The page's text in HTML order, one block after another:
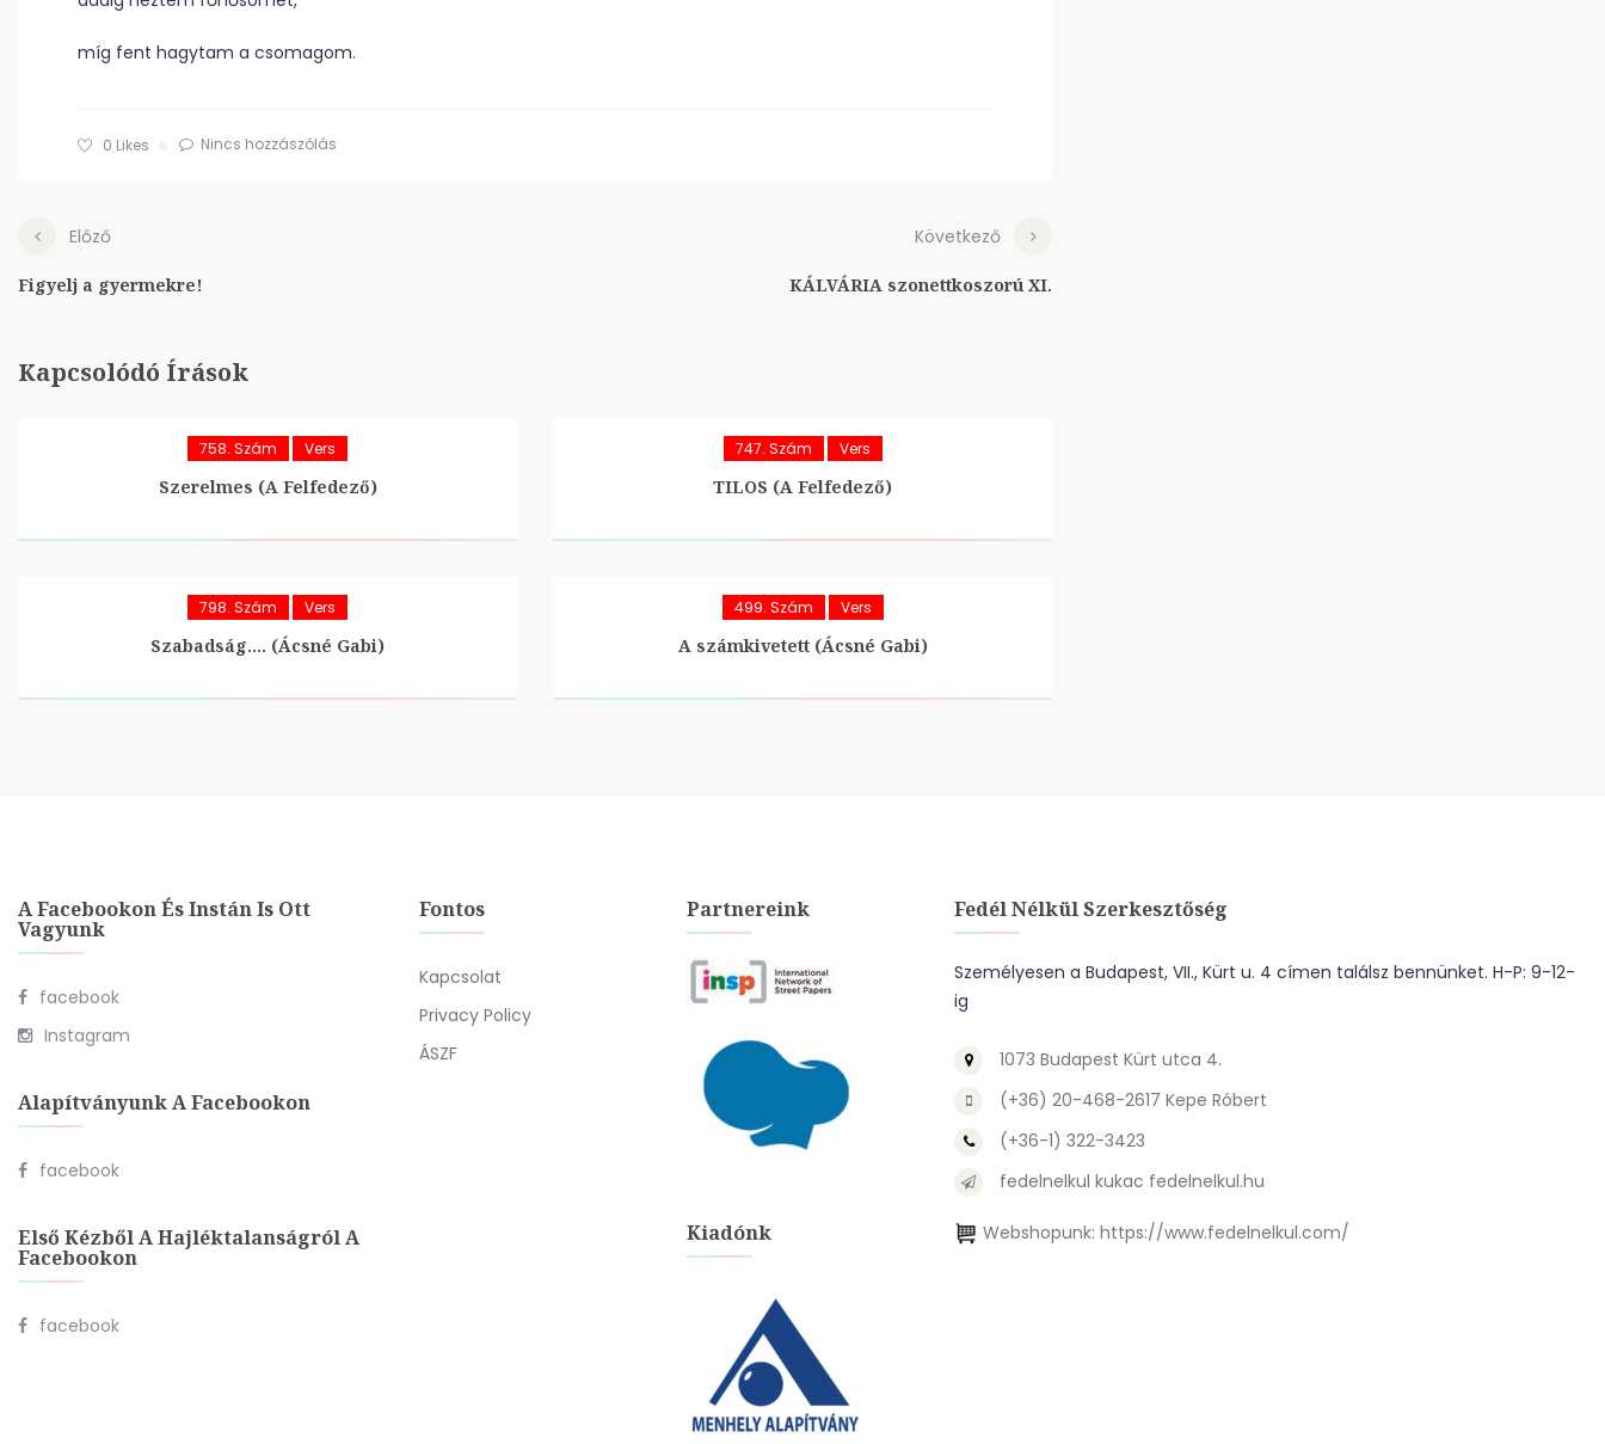
míg fent hagytam a csomagom.
0 Likes Nincs hozzászólás
Előző
Figyelj a gyermekre!
Következő
KÁLVÁRIA szonettkoszorú XI.
Kapcsolódó Írások
758. Szám Vers
Szerelmes (A Felfedező)
747. Szám Vers
TILOS (A Felfedező)
798. Szám Vers
Szabadság…. (Ácsné Gabi)
499. Szám Vers
A számkivetett (Ácsné Gabi)
A Facebookon És Instán Is Ott
Vagyunk
facebook
Instagram
Alapítványunk A Facebookon
facebook
Első Kézből A Hajléktalanságról A
Facebookon
facebook
Fontos
Kapcsolat
Privacy Policy
ÁSZF
Partnereink
Kiadónk
Fedél Nélkül Szerkesztőség
Személyesen a Budapest, VII., Kürt u. 4 címen találsz bennünket. H-P: 9-12-
ig
1073 Budapest Kürt utca 4.
(+36) 20-468-2617 Kepe Róbert
(+36-1) 322-3423
fedelnelkul kukac fedelnelkul.hu
Webshopunk: https://www.fedelnelkul.com/